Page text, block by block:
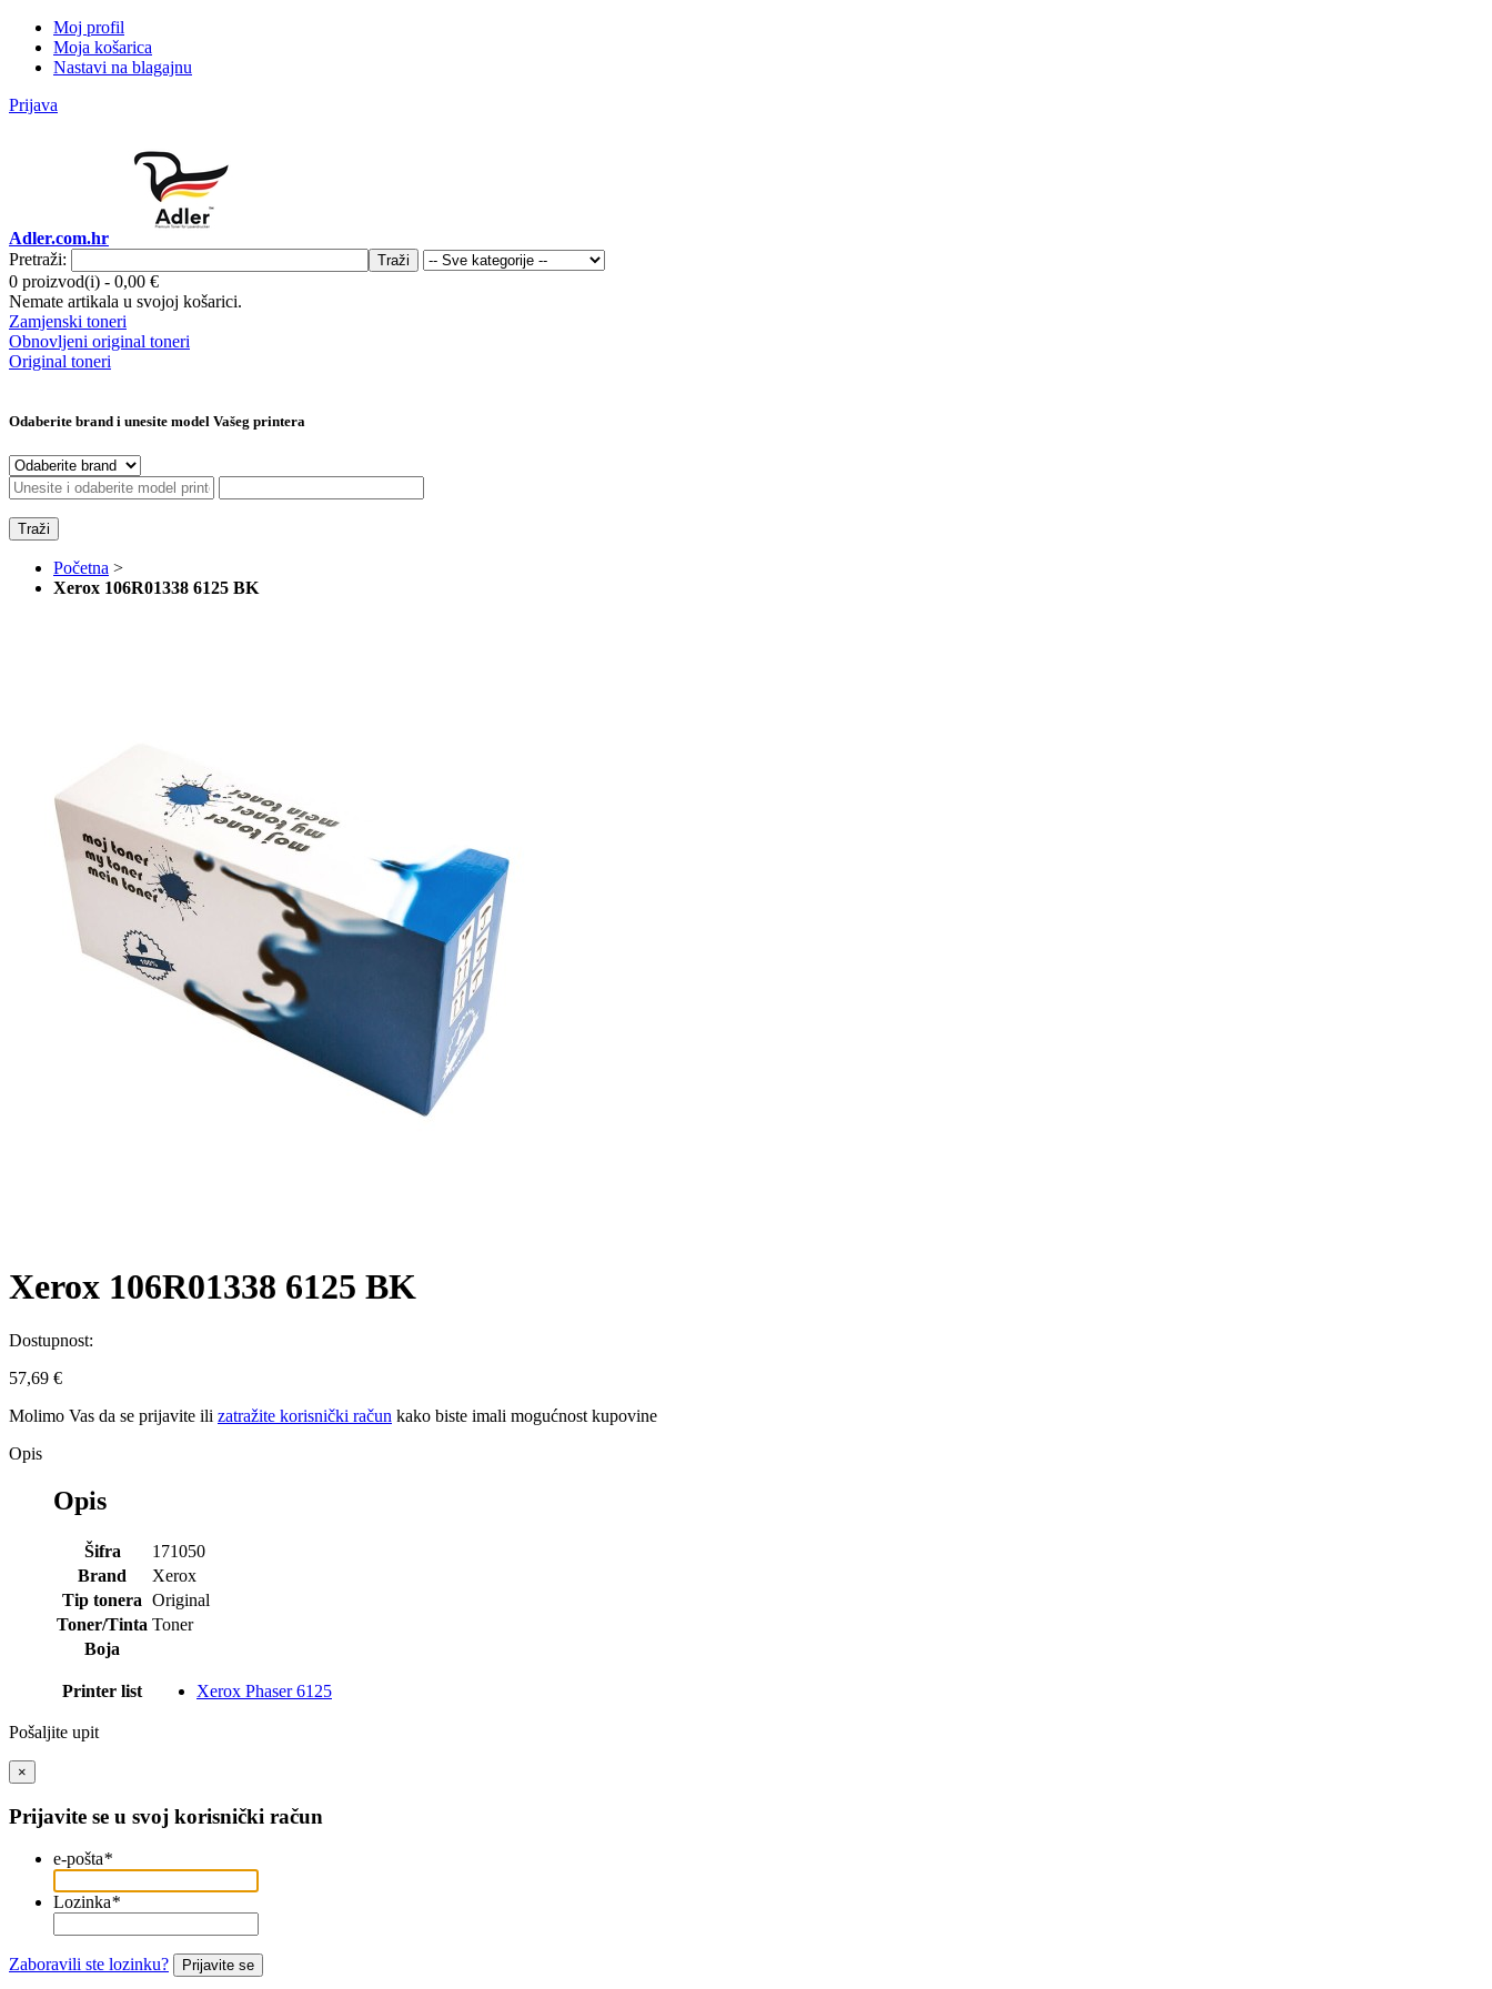
Moj profil
Moja košarica
Nastavi na blagajnu
Prijava
Adler.com.hr
Pretraži:
Traži
0 proizvod(i) - 0,00 €
Nemate artikala u svojoj košarici.
Zamjenski toneri
Obnovljeni original toneri
Original toneri
Odaberite brand i unesite model Vašeg printera
Traži
Početna >
Xerox 106R01338 6125 BK
Xerox 106R01338 6125 BK
Dostupnost:
57,69 €
Molimo Vas da se prijavite ili zatražite korisnički račun kako biste imali mogućnost kupovine
Opis
Opis
Šifra
171050
Brand
Xerox
Tip tonera Original
Toner/Tinta Toner
Boja
Printer list Xerox Phaser 6125
Pošaljite upit
×
Prijavite se u svoj korisnički račun
e-pošta*
Lozinka*
Zaboravili ste lozinku? Prijavite se